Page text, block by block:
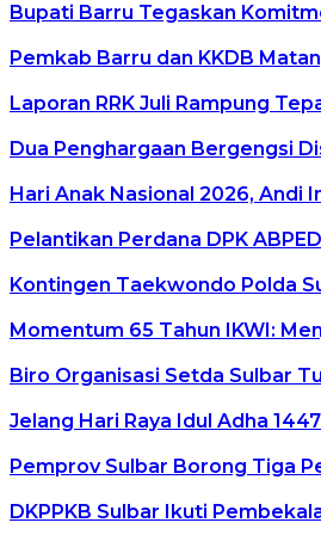
Bupati Barru Tegaskan
Pemkab Barru dan KKDB
Laporan RRK Juli Rampung
Dua Penghargaan Bergengsi
Hari Anak Nasional 2026, Andi
Pelantikan Perdana DPK
Kontingen Taekwondo Polda
Momentum 65 Tahun IKWI:
Biro Organisasi Setda Sulbar
Jelang Hari Raya Idul Adha
Pemprov Sulbar Borong Tiga
DKPPKB Sulbar Ikuti